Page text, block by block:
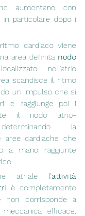
aumentano con
in particolare dopo i
cardiaco viene
area definita nodo
nell’atrio
scandisce il ritmo
un impulso che si
e raggiunge poi i
il nodo atrio-
la
aree cardiache che
a mano raggiunte
atriale l’attività
non corrisponde a
efficace.